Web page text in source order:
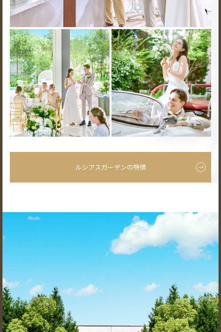
ルシアスガーデンの特徴